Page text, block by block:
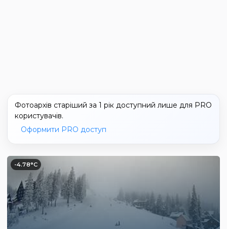
Фотоархів старіший за 1 рік доступний лише для PRO
користувачів.
Оформити PRO доступ
-4.78°C